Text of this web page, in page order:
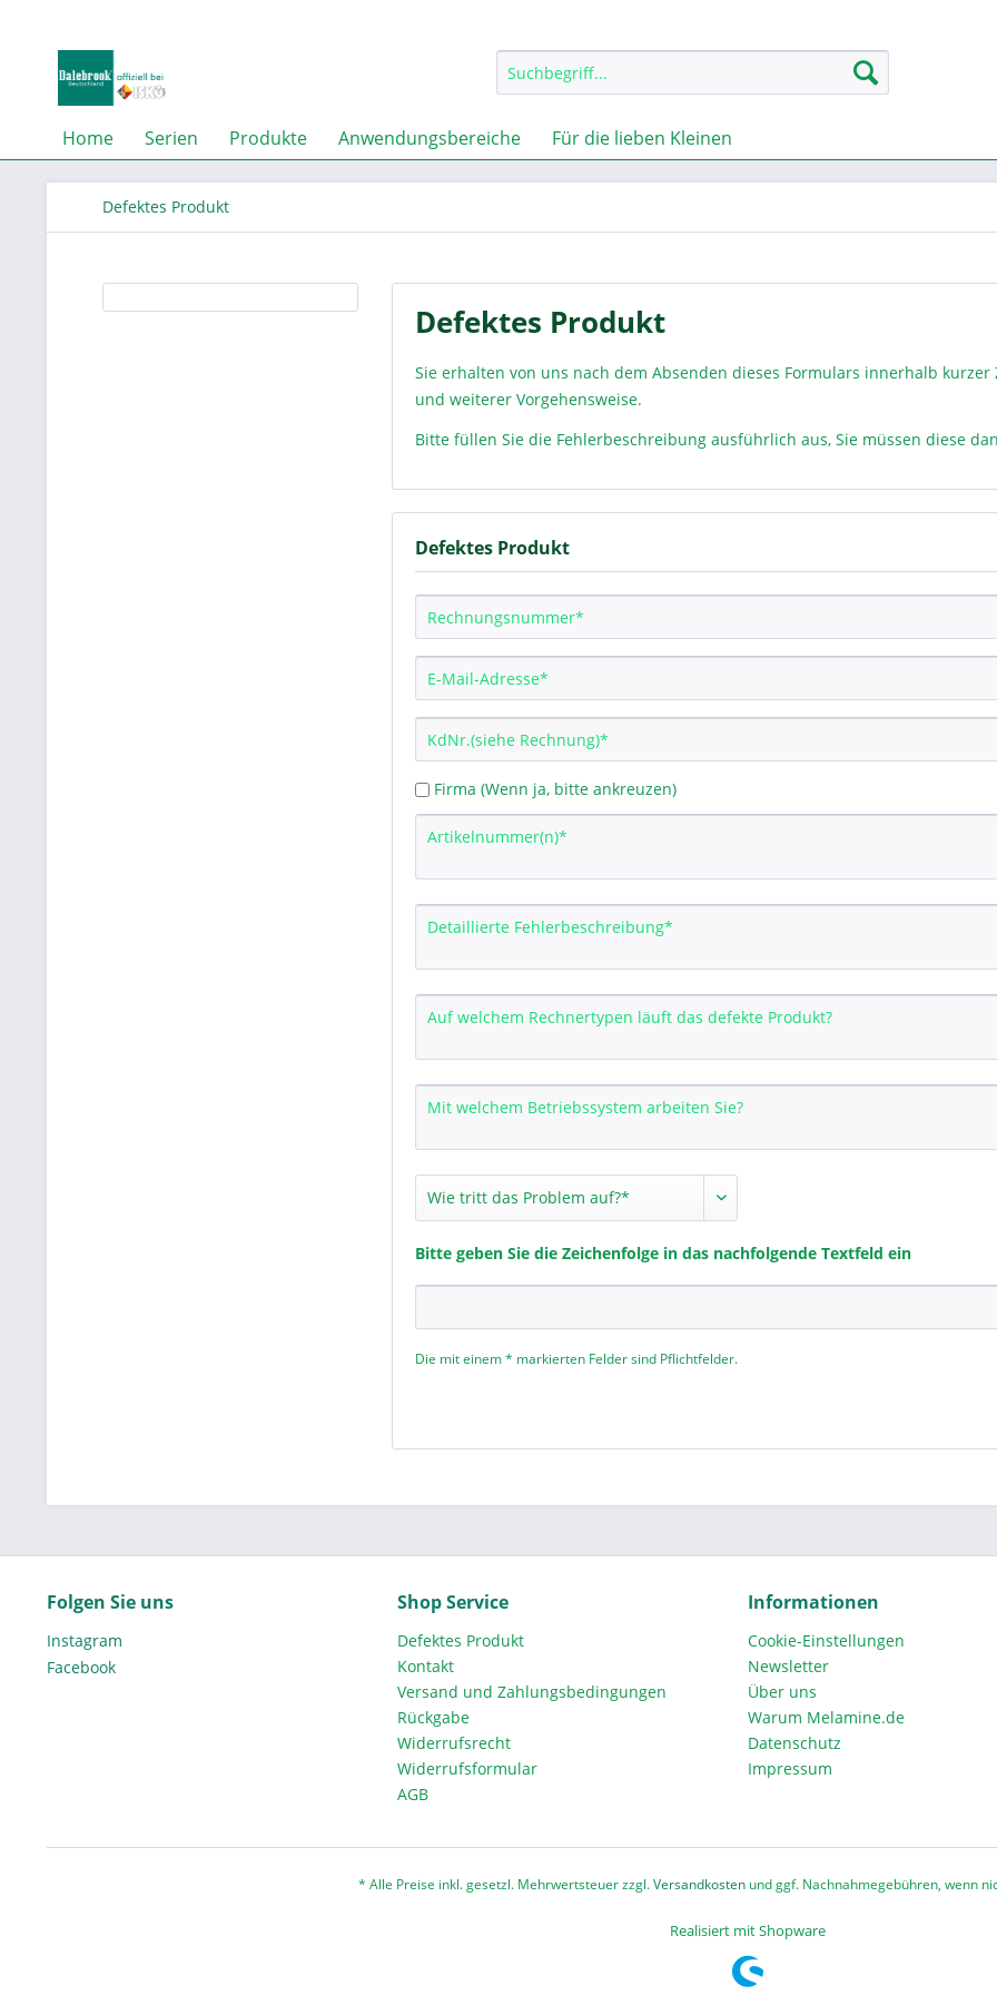
Home Serien Produkte Anwendungsbereiche Für die lieben Kleinen
Defektes Produkt
Defektes Produkt
Sie erhalten von uns nach dem Absenden dieses Formulars innerhalb
und weiterer Vorgehensweise.
Bitte füllen Sie die Fehlerbeschreibung ausführlich aus, Sie müssen diese
Defektes Produkt
Firma (Wenn ja, bitte ankreuzen)
Bitte geben Sie die Zeichenfolge in das nachfolgende Textfeld ein
Die mit einem * markierten Felder sind Pflichtfelder.
Folgen Sie uns
Instagram
Facebook
Shop Service
Defektes Produkt
Kontakt
Versand und Zahlungsbedingungen
Rückgabe
Widerrufsrecht
Widerrufsformular
AGB
Informationen
Cookie-Einstellungen
Newsletter
Über uns
Warum Melamine.de
Datenschutz
Impressum
* Alle Preise inkl. gesetzl. Mehrwertsteuer zzgl.Versandkostenund ggf. Nachnahmegebühren, wenn
Realisiert mit Shopware